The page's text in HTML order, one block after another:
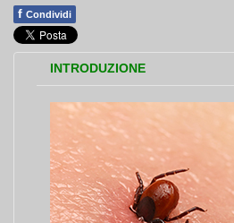
f Condividi
INTRODUZIONE